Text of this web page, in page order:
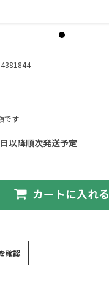
です
以降順次発送予定
カートに入れる
確認